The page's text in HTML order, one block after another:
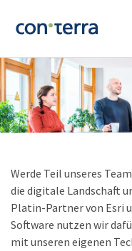
Werde Teil unseres
die digitale Landschaft
Platin-Partner von Esri
Software nutzen wir
mit unseren eigenen